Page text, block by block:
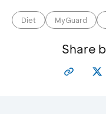
Diet MyGuard
Share